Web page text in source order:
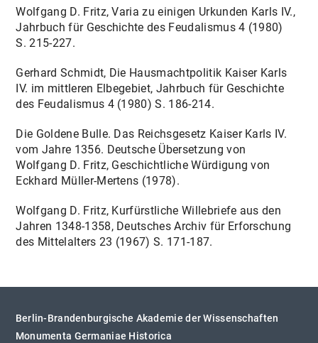
Wolfgang D. Fritz, Varia zu einigen Urkunden Karls IV.,
Jahrbuch für Geschichte des Feudalismus 4 (1980)
S. 215-227.
Gerhard Schmidt, Die Hausmachtpolitik Kaiser Karls
IV. im mittleren Elbegebiet, Jahrbuch für Geschichte
des Feudalismus 4 (1980) S. 186-214.
Die Goldene Bulle. Das Reichsgesetz Kaiser Karls IV.
vom Jahre 1356. Deutsche Übersetzung von
Wolfgang D. Fritz, Geschichtliche Würdigung von
Eckhard Müller-Mertens (1978).
Wolfgang D. Fritz, Kurfürstliche Willebriefe aus den
Jahren 1348-1358, Deutsches Archiv für Erforschung
des Mittelalters 23 (1967) S. 171-187.
Berlin-Brandenburgische Akademie der Wissenschaften
Monumenta Germaniae Historica